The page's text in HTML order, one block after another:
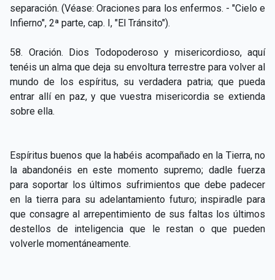
CAPÍTULO XXVII - Pedid y se os dará ▸
espiritistas
separación. (Véase: Oraciones para los enfermos. - "Cielo e
Infierno", 2ª parte, cap. I, "El Tránsito").
58. Oración. Dios Todopoderoso y misericordioso, aquí
tenéis un alma que deja su envoltura terrestre para volver al
mundo de los espíritus, su verdadera patria; que pueda
entrar allí en paz, y que vuestra misericordia se extienda
sobre ella.
Espíritus buenos que la habéis acompañado en la Tierra, no
la abandonéis en este momento supremo; dadle fuerza
para soportar los últimos sufrimientos que debe padecer
en la tierra para su adelantamiento futuro; inspiradle para
que consagre al arrepentimiento de sus faltas los últimos
destellos de inteligencia que le restan o que pueden
volverle momentáneamente.